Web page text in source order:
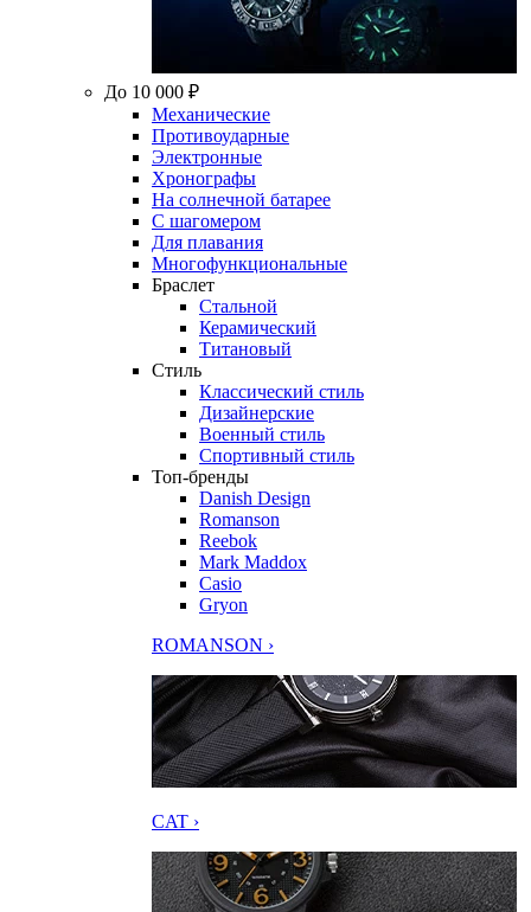
До 10 000 ₽
Механические
Противоударные
Электронные
Хронографы
На солнечной батарее
С шагомером
Для плавания
Многофункциональные
Браслет
Стальной
Керамический
Титановый
Стиль
Классический стиль
Дизайнерские
Военный стиль
Спортивный стиль
Топ-бренды
Danish Design
Romanson
Reebok
Mark Maddox
Casio
Gryon
ROMANSON ›
CAT ›